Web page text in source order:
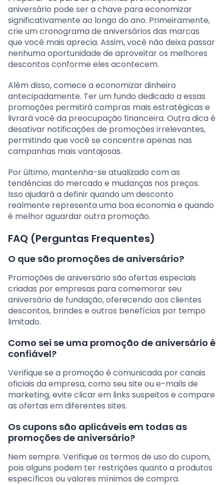
aniversário pode ser a chave para economizar
significativamente ao longo do ano. Primeiramente,
crie um cronograma de aniversários das marcas
que você mais aprecia. Assim, você não deixa passar
nenhuma oportunidade de aproveitar os melhores
descontos conforme eles acontecem.
Além disso, comece a economizar dinheiro
antecipadamente. Ter um fundo dedicado a essas
promoções permitirá compras mais estratégicas e
livrará você da preocupação financeira. Outra dica é
desativar notificações de promoções irrelevantes,
permitindo que você se concentre apenas nas
campanhas mais vantajosas.
Por último, mantenha-se atualizado com as
tendências do mercado e mudanças nos preços.
Isso ajudará a definir quando um desconto
realmente representa uma boa economia e quando
é melhor aguardar outra promoção.
FAQ (Perguntas Frequentes)
O que são promoções de aniversário?
Promoções de aniversário são ofertas especiais
criadas por empresas para comemorar seu
aniversário de fundação, oferecendo aos clientes
descontos, brindes e outros benefícios por tempo
limitado.
Como sei se uma promoção de aniversário é
confiável?
Verifique se a promoção é comunicada por canais
oficiais da empresa, como seu site ou e-mails de
marketing, evite clicar em links suspeitos e compare
as ofertas em diferentes sites.
Os cupons são aplicáveis em todas as
promoções de aniversário?
Nem sempre. Verifique os termos de uso do cupom,
pois alguns podem ter restrições quanto a produtos
específicos ou valores mínimos de compra.